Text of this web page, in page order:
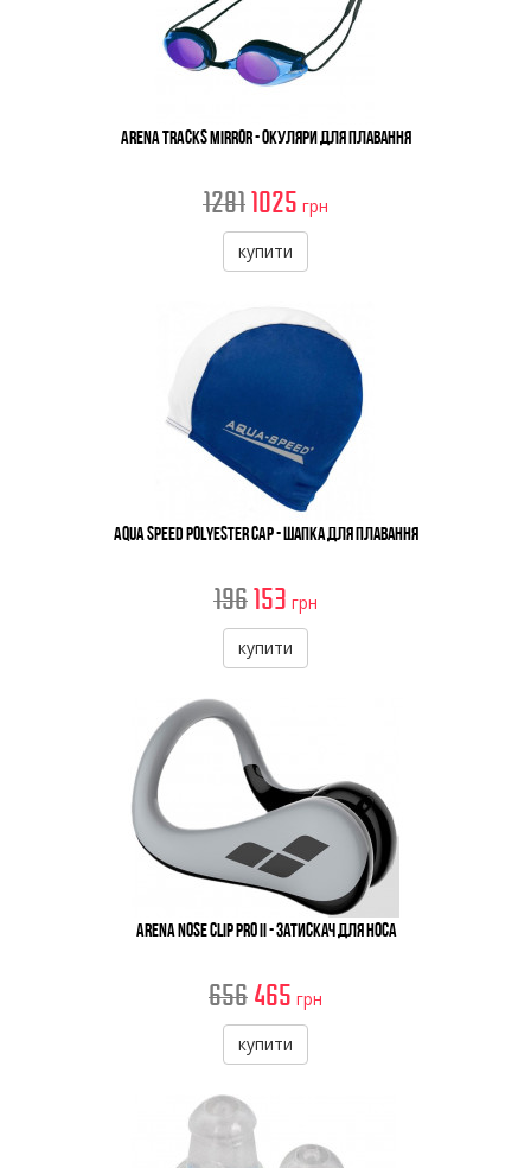
Arena Tracks Mirror - Окуляри Для Плавання
12811025 грн
купити
Aqua Speed Polyester Cap - Шапка Для Плавання
196153 грн
купити
Arena Nose Clip Pro II - Затискач Для Носа
656 465 грн
купити